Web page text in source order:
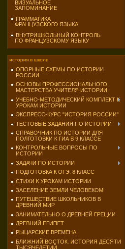
ВИЗУАЛЬНОЕ
ЗАПОМИНАНИЕ
ГРАММАТИКА
ФРАНЦУЗСКОГО ЯЗЫКА
ВНУТРИШКОЛЬНЫЙ КОНТРОЛЬ
ПО ФРАНЦУЗСКОМУ ЯЗЫКУ
история в школе
ОПОРНЫЕ СХЕМЫ ПО ИСТОРИИ
РОССИИ
ОСНОВЫ ПРОФЕССИОНАЛЬНОГО
МАСТЕРСТВА УЧИТЕЛЯ ИСТОРИИ
УЧЕБНО-МЕТОДИЧЕСКИЙ КОМПЛЕКТ К
УРОКАМ ИСТОРИИ
ЭКСПРЕСС-КУРС "ИСТОРИЯ РОССИИ"
ТЕСТОВЫЕ ЗАДАНИЯ ПО ИСТОРИИ
СПРАВОЧНИК ПО ИСТОРИИ ДЛЯ
ПОЛГОТОВКИ К ГИА В 9 КЛАССЕ
КОНТРОЛЬНЫЕ ВОПРОСЫ ПО
ИСТОРИИ
ЗАДАЧИ ПО ИСТОРИИ
ПОДГОТОВКА К ОГЭ. 8 КЛАСС
СТИХИ К УРОКАМ ИСТОРИИ
ЗАСЕЛЕНИЕ ЗЕМЛИ ЧЕЛОВЕКОМ
ПУТЕШЕСТВИЕ ШКОЛЬНИКОВ В
ДРЕВНИЙ МИР
ЗАНИМАТЕЛЬНО О ДРЕВНЕЙ ГРЕЦИИ
ДРЕВНИЙ ЕГИПЕТ
РЫЦАРСКИЕ ВРЕМЕНА
БЛИЖНИЙ ВОСТОК. ИСТОРИЯ ДЕСЯТИ
ТЫСЯЧЕЛЕТИЙ